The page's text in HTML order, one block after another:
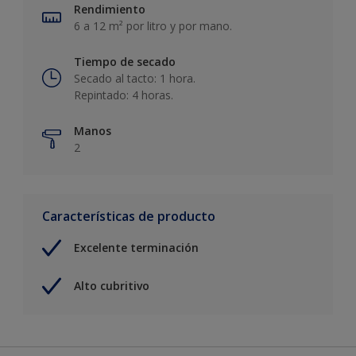
Rendimiento
6 a 12 m² por litro y por mano.
Tiempo de secado
Secado al tacto: 1 hora.
Repintado: 4 horas.
Manos
2
Características de producto
Excelente terminación
Alto cubritivo